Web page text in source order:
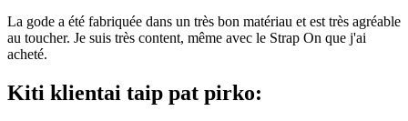
La gode a été fabriquée dans un très bon matériau et est très agréable
au toucher. Je suis très content, même avec le Strap On que j'ai
acheté.
Kiti klientai taip pat pirko: